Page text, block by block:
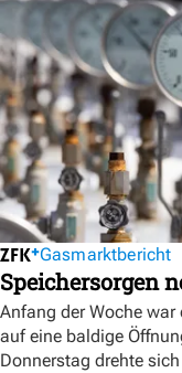
Gasmarktbericht
Speichersorgen
Anfang der Woche
auf eine baldige
Donnerstag drehte